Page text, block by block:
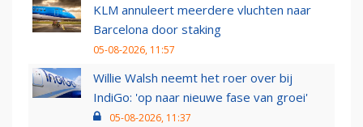
KLM annuleert meerdere vluchten naar
Barcelona door staking
05-08-2026, 11:57
Willie Walsh neemt het roer over bij
IndiGo: 'op naar nieuwe fase van groei'
05-08-2026, 11:37